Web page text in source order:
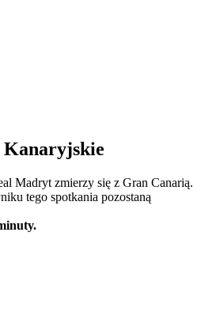
Kanaryjskie
Madryt zmierzy się z Gran Canarią.
tego spotkania pozostaną